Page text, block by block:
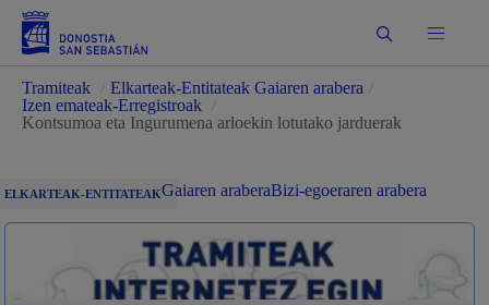
Bilatu
Tramiteak Elkarteak-Entitateak Gaiaren arabera
Izen emateak-Erregistroak
Kontsumoa eta Ingurumena arloekin lotutako jarduerak
ELKARTEAK-ENTITATEAKGaiaren araberaBizi-egoeraren arabera